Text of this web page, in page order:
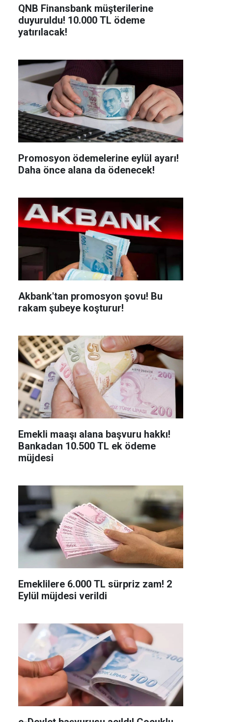
QNB Finansbank müşterilerine
duyuruldu! 10.000 TL ödeme
yatırılacak!
Promosyon ödemelerine eylül ayarı!
Daha önce alana da ödenecek!
Akbank'tan promosyon şovu! Bu
rakam şubeye koşturur!
Emekli maaşı alana başvuru hakkı!
Bankadan 10.500 TL ek ödeme
müjdesi
Emeklilere 6.000 TL sürpriz zam! 2
Eylül müjdesi verildi